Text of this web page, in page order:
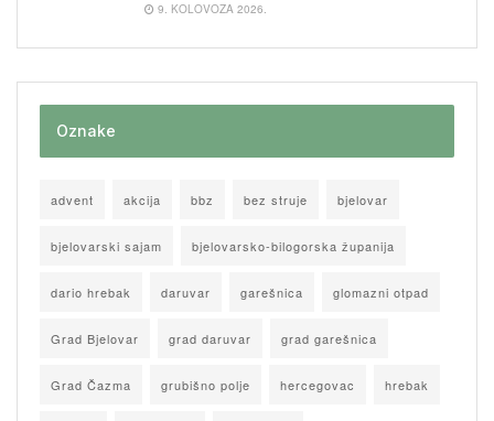
9. KOLOVOZA 2026.
Oznake
advent akcija bbz bez struje bjelovar
bjelovarski sajam bjelovarsko-bilogorska županija
dario hrebak daruvar garešnica glomazni otpad
Grad Bjelovar grad daruvar grad garešnica
Grad Čazma grubišno polje hercegovac hrebak